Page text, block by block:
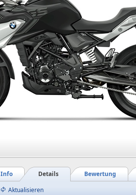
Bewertung
Details
Info
Aktualisieren